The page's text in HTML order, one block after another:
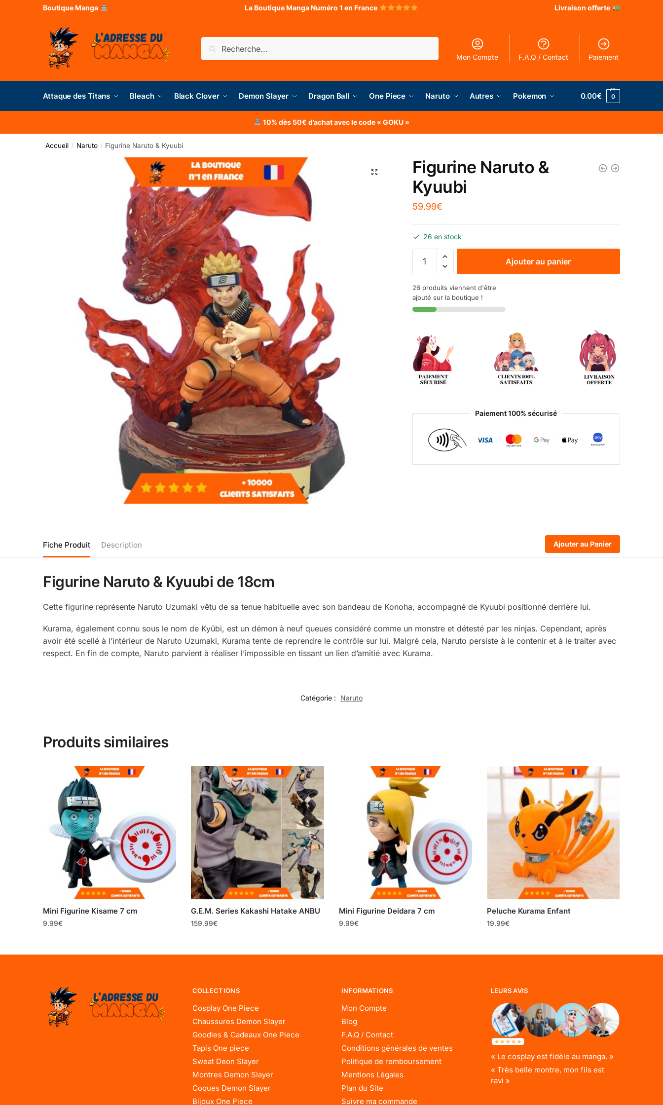
Boutique Manga La Boutique Manga Numéro 1 en France Livraison offerte
Mon Compte F.A.Q / Contact Paiement
Attaque des Titans Bleach Black Clover Demon Slayer Dragon Ball One Piece Naruto Autres Pokemon 0.00€ 0
10% dès 50€ d’achat avec le code « GOKU »
Accueil / Naruto / Figurine Naruto & Kyuubi
Figurine Naruto &
Kyuubi
59.99€
26 en stock
Ajouter au panier
26 produits viennent d'être
ajouté sur la boutique !
Paiement 100% sécurisé
Fiche Produit Description Ajouter au Panier
Figurine Naruto & Kyuubi de 18cm
Cette figurine représente Naruto Uzumaki vêtu de sa tenue habituelle avec son bandeau de Konoha, accompagné de Kyuubi positionné derrière lui.
Kurama, également connu sous le nom de Kyūbi, est un démon à neuf queues considéré comme un monstre et détesté par les ninjas. Cependant, après
avoir été scellé à l’intérieur de Naruto Uzumaki, Kurama tente de reprendre le contrôle sur lui. Malgré cela, Naruto persiste à le contenir et à le traiter avec
respect. En fin de compte, Naruto parvient à réaliser l’impossible en tissant un lien d’amitié avec Kurama.
Catégorie : Naruto
Produits similaires
Mini Figurine Kisame 7 cm
9.99€
G.E.M. Series Kakashi Hatake ANBU
159.99€
Mini Figurine Deidara 7 cm
9.99€
Peluche Kurama Enfant
19.99€
COLLECTIONS
Cosplay One Piece
Chaussures Demon Slayer
Goodies & Cadeaux One Piece
Tapis One piece
Sweat Deon Slayer
Montres Demon Slayer
Coques Demon Slayer
Bijoux One Piece
INFORMATIONS
Mon Compte
Blog
F.A.Q / Contact
Conditions générales de ventes
Politique de remboursement
Mentions Légales
Plan du Site
Suivre ma commande
LEURS AVIS
« Le cosplay est fidèle au manga. »
« Très belle montre, mon fils est
ravi »